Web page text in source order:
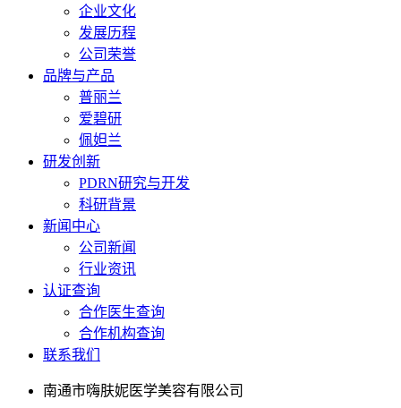
企业文化
发展历程
公司荣誉
品牌与产品
普丽兰
爱碧研
佩妲兰
研发创新
PDRN研究与开发
科研背景
新闻中心
公司新闻
行业资讯
认证查询
合作医生查询
合作机构查询
联系我们
南通市嗨肤妮医学美容有限公司